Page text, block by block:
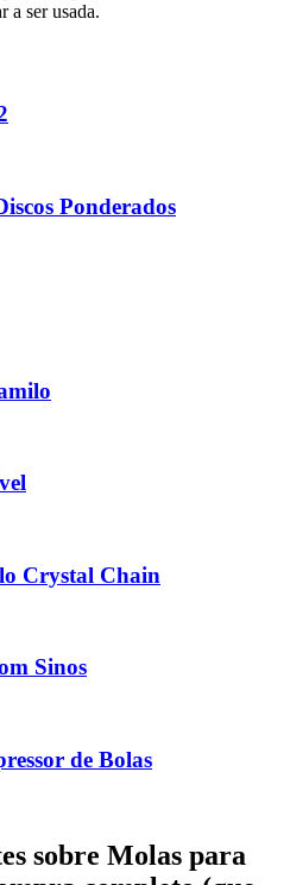
a ser usada.
Ponderados
Crystal Chain
Sinos
de Bolas
sobre Molas para